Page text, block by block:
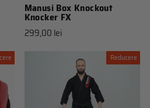
Manusi Box Knockout
Knocker FX
299,00 lei
Reducere